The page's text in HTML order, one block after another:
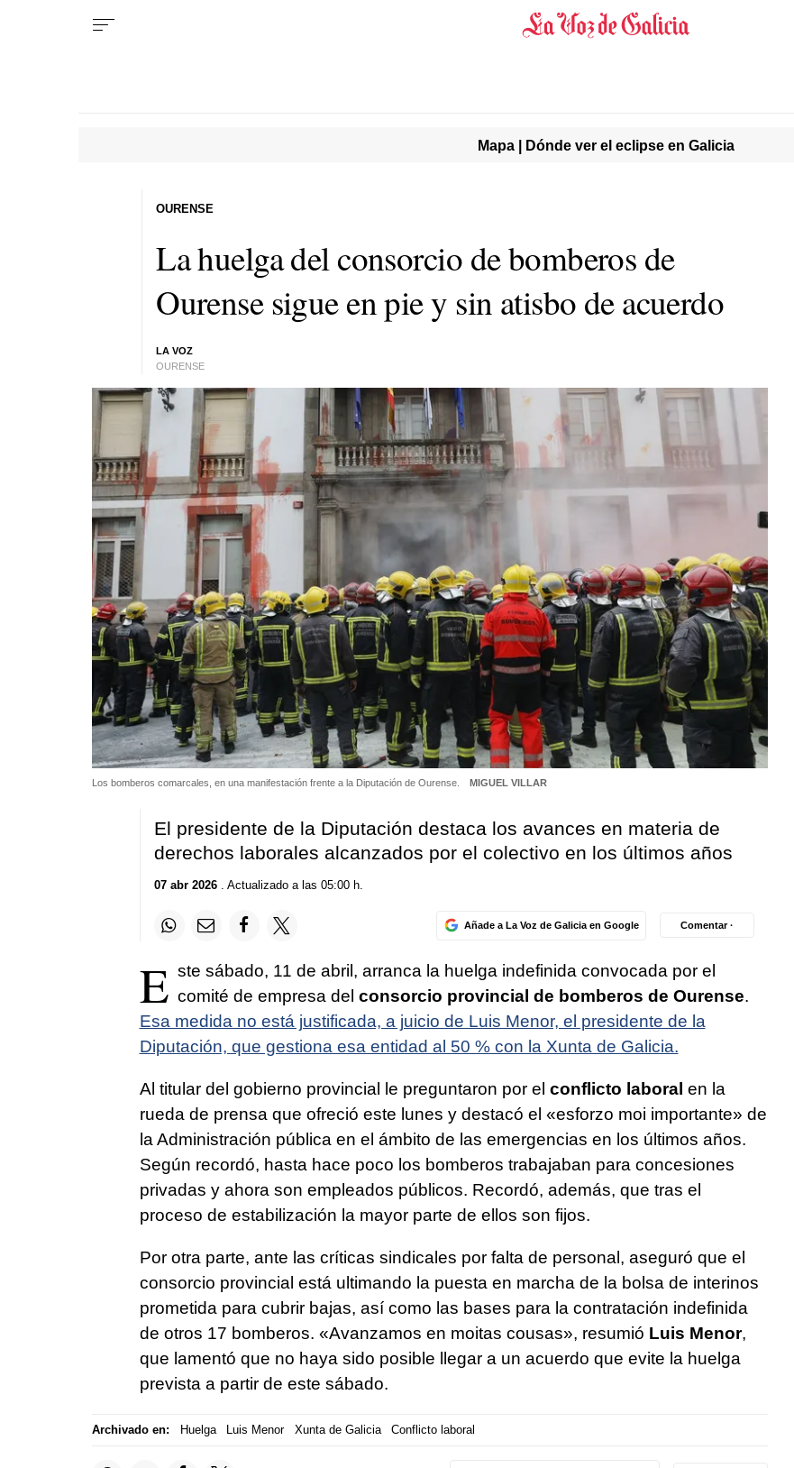
Mapa | Dónde ver el eclipse en Galicia
La huelga del consorcio de bomberos de
Ourense sigue en pie y sin atisbo de acuerdo
LA VOZ
OURENSE
OURENSE
Los bomberos comarcales, en una manifestación frente a la Diputación de Ourense. MIGUEL VILLAR
El presidente de la Diputación destaca los avances en materia de
derechos laborales alcanzados por el colectivo en los últimos años
07 abr 2026. Actualizado a las 05:00 h.
Añade a La Voz de Galicia en Google Comentar ·
E ste sábado, 11 de abril, arranca la huelga indefinida convocada por el
comité de empresa del consorcio provincial de bomberos de Ourense.
Esa medida no está justificada, a juicio de Luis Menor, el presidente de la
Diputación, que gestiona esa entidad al 50 % con la Xunta de Galicia.
Al titular del gobierno provincial le preguntaron por el conflicto laboral en la
rueda de prensa que ofreció este lunes y destacó el «esforzo moi importante» de
la Administración pública en el ámbito de las emergencias en los últimos años.
Según recordó, hasta hace poco los bomberos trabajaban para concesiones
privadas y ahora son empleados públicos. Recordó, además, que tras el
proceso de estabilización la mayor parte de ellos son fijos.
Por otra parte, ante las críticas sindicales por falta de personal, aseguró que el
consorcio provincial está ultimando la puesta en marcha de la bolsa de interinos
prometida para cubrir bajas, así como las bases para la contratación indefinida
de otros 17 bomberos. «Avanzamos en moitas cousas», resumió Luis Menor,
que lamentó que no haya sido posible llegar a un acuerdo que evite la huelga
prevista a partir de este sábado.
Archivado en: Huelga Luis Menor Xunta de Galicia Conflicto laboral